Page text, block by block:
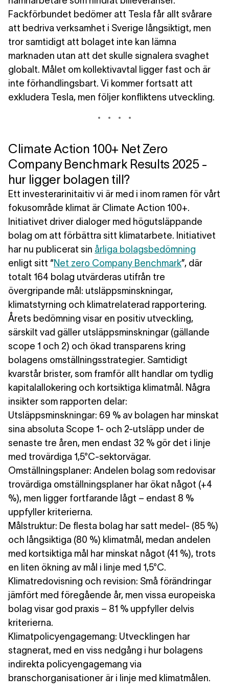
Fackförbundet bedömer att Tesla får allt svårare
att bedriva verksamhet i Sverige långsiktigt, men
tror samtidigt att bolaget inte kan lämna
marknaden utan att det skulle signalera svaghet
globalt. Målet om kollektivavtal ligger fast och är
inte förhandlingsbart. Vi kommer fortsatt att
exkludera Tesla, men följer konfliktens utveckling.
Climate Action 100+ Net Zero
Company Benchmark Results 2025 -
hur ligger bolagen till?
Ett investerarinitaitiv vi är med i inom ramen för vårt
fokusområde klimat är Climate Action 100+.
Initiativet driver dialoger med högutsläppande
bolag om att förbättra sitt klimatarbete. Initiativet
har nu publicerat sin årliga bolagsbedömning
enligt sitt “Net zero Company Benchmark”, där
totalt 164 bolag utvärderas utifrån tre
övergripande mål: utsläppsminskningar,
klimatstyrning och klimatrelaterad rapportering.
Årets bedömning visar en positiv utveckling,
särskilt vad gäller utsläppsminskningar (gällande
scope 1 och 2) och ökad transparens kring
bolagens omställningsstrategier. Samtidigt
kvarstår brister, som framför allt handlar om tydlig
kapitalallokering och kortsiktiga klimatmål. Några
insikter som rapporten delar:
Utsläppsminskningar: 69 % av bolagen har minskat
sina absoluta Scope 1- och 2-utsläpp under de
senaste tre åren, men endast 32 % gör det i linje
med trovärdiga 1,5°C-sektorvägar.
Omställningsplaner: Andelen bolag som redovisar
trovärdiga omställningsplaner har ökat något (+4
%), men ligger fortfarande lågt – endast 8 %
uppfyller kriterierna.
Målstruktur: De flesta bolag har satt medel- (85 %)
och långsiktiga (80 %) klimatmål, medan andelen
med kortsiktiga mål har minskat något (41 %), trots
en liten ökning av mål i linje med 1,5°C.
Klimatredovisning och revision: Små förändringar
jämfört med föregående år, men vissa europeiska
bolag visar god praxis – 81 % uppfyller delvis
kriterierna.
Klimatpolicyengagemang: Utvecklingen har
stagnerat, med en viss nedgång i hur bolagens
indirekta policyengagemang via
branschorganisationer är i linje med klimatmålen.